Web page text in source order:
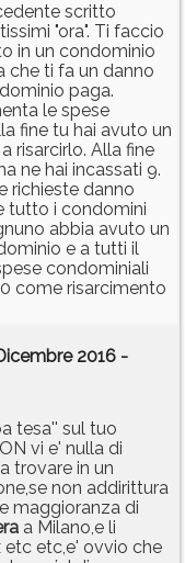
scritto
"ora". Ti faccio
in un condominio
che ti fa un danno
paga.
le spese
fine tu hai avuto un
risarcirlo. Alla fine
ne hai incassati 9.
richieste danno
tutto i condomini
abbia avuto un
e a tutti il
condominiali
come risarcimento
2016 -
tesa'' sul tuo
vi e' nulla di
trovare in un
non addirittura
maggioranza di
a Milano,e li
etc etc,e' ovvio che